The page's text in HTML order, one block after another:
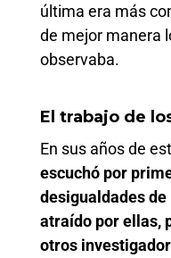
última era más
de mejor manera
observaba.
El trabajo de
En sus años de
escuchó por
desigualdades
atraído por ellas,
otros